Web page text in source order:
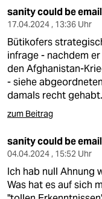
sanity could be
17.04.2024 , 13:36 Uhr
Bütikofers
infrage - nachdem
den Afghanistan-
- siehe
damals recht gehabt.
zum Beitrag
sanity could be
04.04.2024 , 15:52 Uhr
Ich hab null Ahnung
Was hat es auf sich